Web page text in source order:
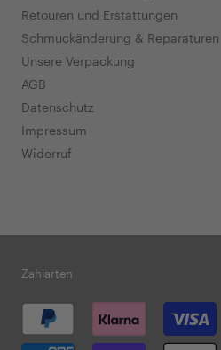
Retouren und Erstattungen
Schmuckänderung & Reparaturen
Unsere Verpackung
AGB
Datenschutz
Impressum
Widerruf
Zahlarten